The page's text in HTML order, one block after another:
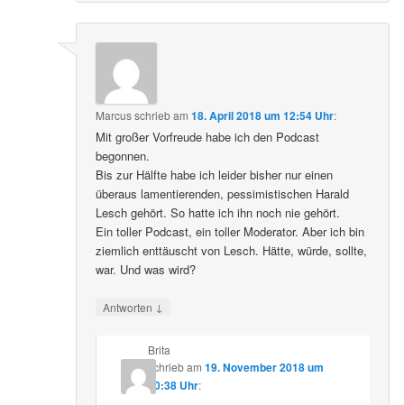
Marcusschriebam18. April 2018 um 12:54 Uhr:
Mit großer Vorfreude habe ich den Podcast
begonnen.
Bis zur Hälfte habe ich leider bisher nur einen
überaus lamentierenden, pessimistischen Harald
Lesch gehört. So hatte ich ihn noch nie gehört.
Ein toller Podcast, ein toller Moderator. Aber ich bin
ziemlich enttäuscht von Lesch. Hätte, würde, sollte,
war. Und was wird?
Antworten ↓
Brita
schriebam 19. November 2018 um
20:38 Uhr: